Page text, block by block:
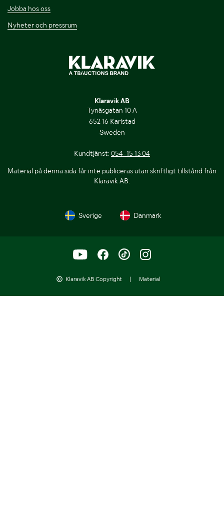
Jobba hos oss
Nyheter och pressrum
Klaravik AB
Tynäsgatan 10 A
652 16 Karlstad
Sweden
Kundtjänst: 054-15 13 04
Material på denna sida får inte publiceras utan skriftligt tillstånd från
Klaravik AB.
Sverige Danmark
Klaravik AB Copyright | Material